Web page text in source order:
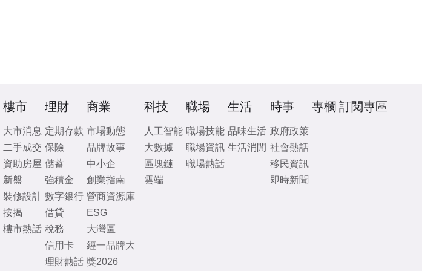
樓市
大市消息
二手成交
資助房屋
新盤
裝修設計
按揭
樓市熱話
理財
定期存款
保險
儲蓄
強積金
數字銀行
借貸
稅務
信用卡
理財熱話
商業
市場動態
品牌故事
中小企
創業指南
營商資源庫
ESG
大灣區
經一品牌大
獎2026
科技
人工智能
大數據
區塊鏈
雲端
職場
職場技能
職場資訊
職場熱話
生活
品味生活
生活消閒
時事
政府政策
社會熱話
移民資訊
即時新聞
專欄 訂閱專區